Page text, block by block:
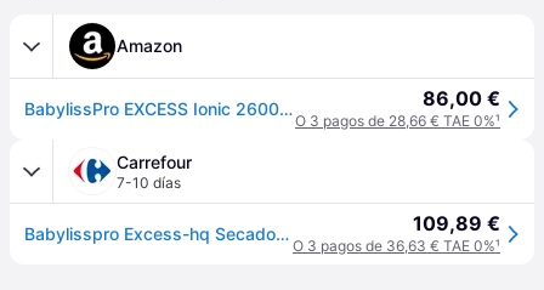
Amazon
BabylissPro EXCESS Ionic 2600 W 86,00 €
O 3 pagos de 28,66 € TAE 0%¹
Carrefour
7-10 días
Babylisspro Excess-hq Secador 2600 W Negro 109,89 €
O 3 pagos de 36,63 € TAE 0%¹